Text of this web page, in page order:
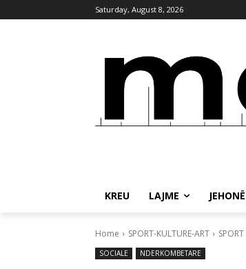
Saturday, August 8, 2026
KREU LAJME
Home SPORT-KULTURE-ART SPORT
SOCIALE NDERKOMBETARE